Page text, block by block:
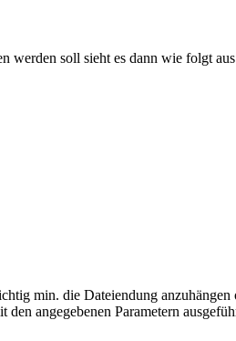
werden soll sieht es dann wie folgt
min. die Dateiendung
angegebenen Parametern